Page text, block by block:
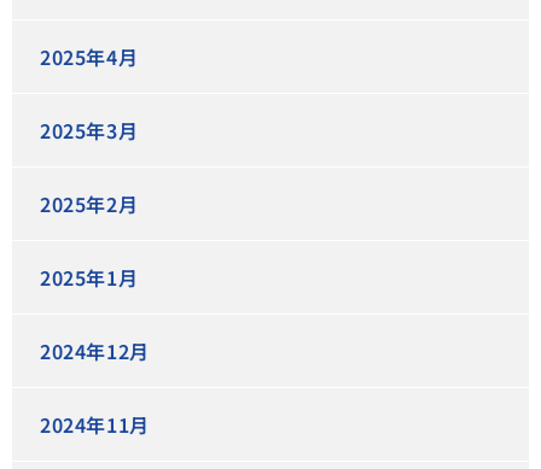
2025年4月
2025年3月
2025年2月
2025年1月
2024年12月
2024年11月